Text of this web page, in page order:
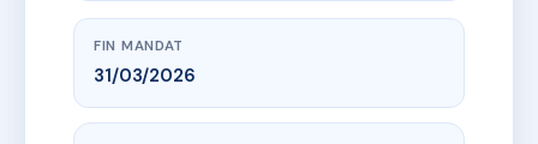
FIN MANDAT
31/03/2026